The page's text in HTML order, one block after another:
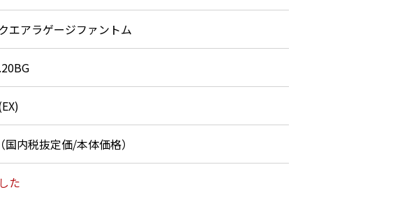
エアラゲージファントム
国内税抜定価/本体価格）
た